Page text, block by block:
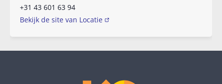
+31 43 601 63 94
Bekijk de site van Locatie